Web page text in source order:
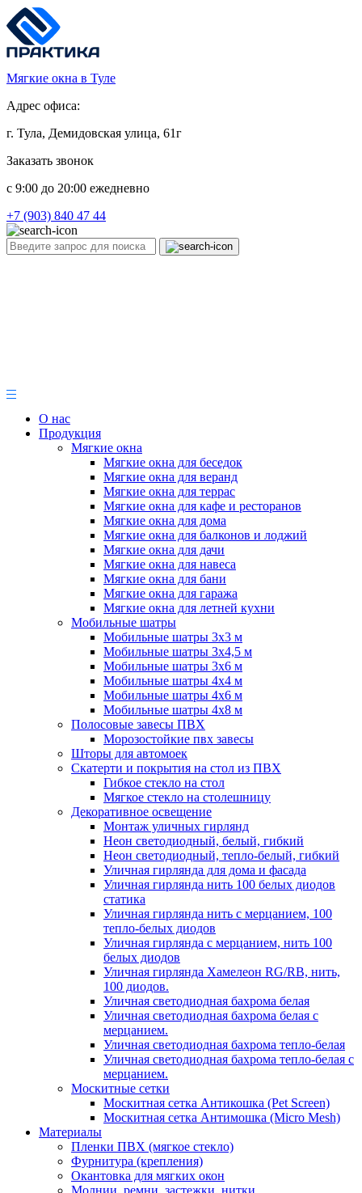
Мягкие окна в Туле
Адрес офиса:
г. Тула, Демидовская улица, 61г
Заказать звонок
c 9:00 до 20:00 ежедневно
+7 (903) 840 47 44
О нас
Продукция
Мягкие окна
Мягкие окна для беседок
Мягкие окна для веранд
Мягкие окна для террас
Мягкие окна для кафе и ресторанов
Мягкие окна для дома
Мягкие окна для балконов и лоджий
Мягкие окна для дачи
Мягкие окна для навеса
Мягкие окна для бани
Мягкие окна для гаража
Мягкие окна для летней кухни
Мобильные шатры
Мобильные шатры 3х3 м
Мобильные шатры 3х4,5 м
Мобильные шатры 3х6 м
Мобильные шатры 4х4 м
Мобильные шатры 4х6 м
Мобильные шатры 4х8 м
Полосовые завесы ПВХ
Морозостойкие пвх завесы
Шторы для автомоек
Скатерти и покрытия на стол из ПВХ
Гибкое стекло на стол
Мягкое стекло на столешницу
Декоративное освещение
Монтаж уличных гирлянд
Неон светодиодный, белый, гибкий
Неон светодиодный, тепло-белый, гибкий
Уличная гирлянда для дома и фасада
Уличная гирлянда нить 100 белых диодов
статика
Уличная гирлянда нить с мерцанием, 100
тепло-белых диодов
Уличная гирлянда с мерцанием, нить 100
белых диодов
Уличная гирлянда Хамелеон RG/RB, нить,
100 диодов.
Уличная светодиодная бахрома белая
Уличная светодиодная бахрома белая с
мерцанием.
Уличная светодиодная бахрома тепло-белая
Уличная светодиодная бахрома тепло-белая с
мерцанием.
Москитные сетки
Москитная сетка Антикошка (Pet Screen)
Москитная сетка Антимошка (Micro Mesh)
Материалы
Пленки ПВХ (мягкое стекло)
Фурнитура (крепления)
Окантовка для мягких окон
Молнии, ремни, застежки, нитки